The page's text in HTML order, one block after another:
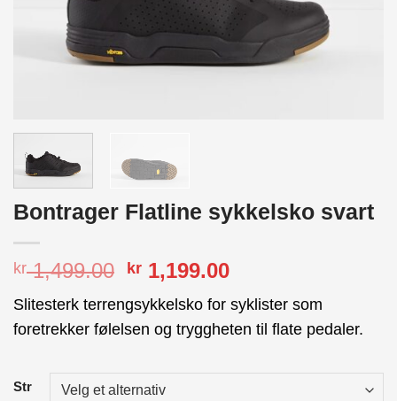
Bontrager Flatline sykkelsko svart
kr1,499.00 Opprinnelig
var:
kr 1,499.00.
kr 1,199.00Nåværende
er:
kr 1,199.00.
Slitesterk terrengsykkelsko for syklister som
foretrekker følelsen og tryggheten til flate pedaler.
Str